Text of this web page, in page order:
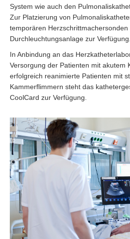
System wie auch den
Zur Platzierung von
temporären
Durchleuchtungsanlage zur Verfügung.
In Anbindung an das
Versorgung der Patienten mit akutem
erfolgreich reanimierte Patienten mit
Kammerflimmern steht das
CoolCard zur Verfügung.